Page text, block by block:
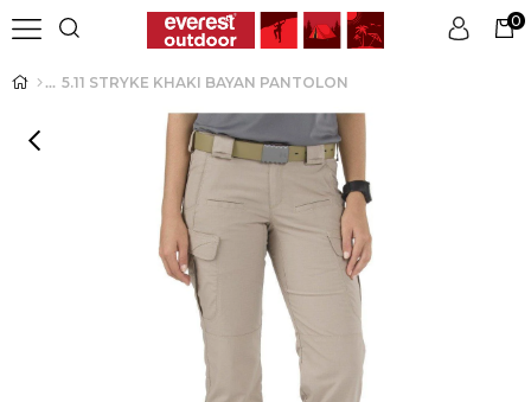
Üye Girişi Üye Ol
0
5.11 STRYKE KHAKI BAYAN PANTOLON